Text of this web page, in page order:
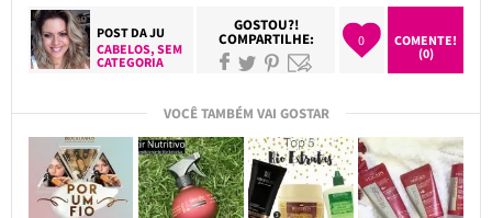
POST DAJU
CABELOS,SEM
CATEGORIA
GOSTOU?!
COMPARTILHE: 0
COMENTE!
(0)
VOCÊ TAMBÉM VAI GOSTAR